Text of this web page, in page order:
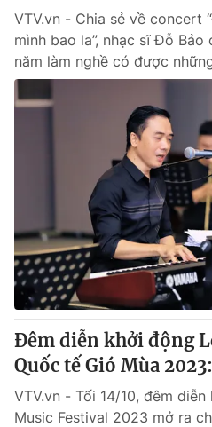
VTV.vn - Chia sẻ về concert
mình bao la”, nhạc sĩ Đỗ
năm làm nghề có được
Đêm diễn khởi động
Quốc tế Gió Mùa
VTV.vn - Tối 14/10, đêm
Music Festival 2023 mở ra